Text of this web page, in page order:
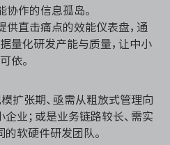
协作的信息孤岛。
供直击痛点的效能仪表盘，通
量化研发产能与质量，让中小
依。
扩张期、亟需从粗放式管理向
业；或是业务链路较长、需实
软硬件研发团队。